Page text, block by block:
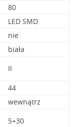
80
LED SMD
nie
biała
II
44
wewnątrz
5+30